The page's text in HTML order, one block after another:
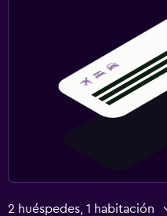
2 huéspedes, 1 habitación